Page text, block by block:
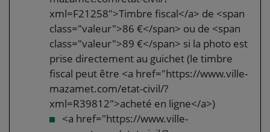
xml=F21258">Timbre fiscal</a> de <span
class="valeur">86 €</span> ou de <span
class="valeur">89 €</span> si la photo est
prise directement au guichet (le timbre
fiscal peut être <a href="https://www.ville-
mazamet.com/etat-civil/?
xml=R39812">acheté en ligne</a>)
<a href="https://www.ville-